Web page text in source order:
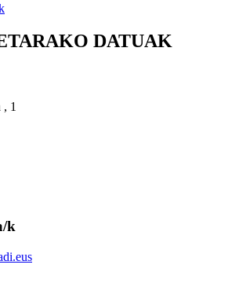
DATUAK
1
k